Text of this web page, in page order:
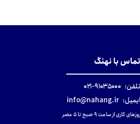
تماس با نهنگ
تلفن: ۹۱۰۳۵۰۰۰-۰۲۱
ایمیل: info@nahang.ir
روزهای کاری از ساعت ۹ صبح تا ۵ عصر